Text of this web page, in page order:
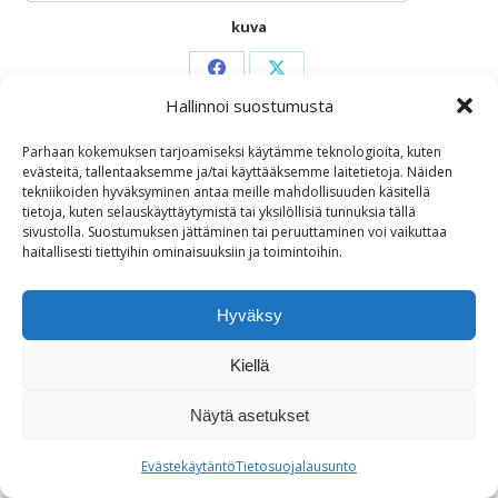
Hallinnoi suostumusta
Parhaan kokemuksen tarjoamiseksi käytämme teknologioita, kuten
evästeitä, tallentaaksemme ja/tai käyttääksemme laitetietoja. Näiden
tekniikoiden hyväksyminen antaa meille mahdollisuuden käsitellä
tietoja, kuten selauskäyttäytymistä tai yksilöllisiä tunnuksia tällä
sivustolla. Suostumuksen jättäminen tai peruuttaminen voi vaikuttaa
haitallisesti tiettyihin ominaisuuksiin ja toimintoihin.
Hyväksy
Kiellä
Näytä asetukset
EvästekäytäntöTietosuojalausunto
kuva
Share
on
Facebook
Share
on
X